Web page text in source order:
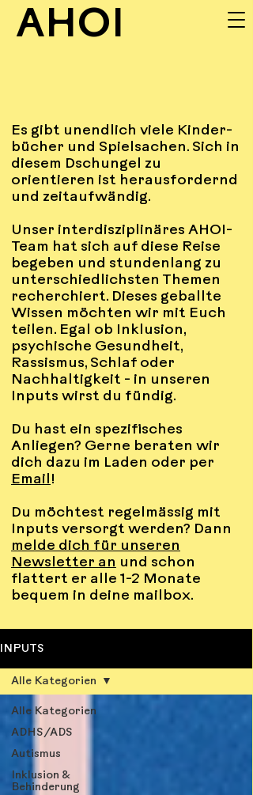
AHOI
INPUTS
Es gibt unendlich viele Kinder-
bücher und Spielsachen. Sich in
diesem Dschungel zu
orientieren ist herausfordernd
und zeitaufwändig.
Unser interdisziplinäres AHOI-
Team hat sich auf diese Reise
begeben und stundenlang zu
unterschiedlichsten Themen
recherchiert. Dieses geballte
Wissen möchten wir mit Euch
teilen. Egal ob Inklusion,
psychische Gesundheit,
Rassismus, Schlaf oder
Nachhaltigkeit - in unseren
Inputs wirst du fündig.
Du hast ein spezifisches
Anliegen? Gerne beraten wir
dich dazu im Laden oder per
Email !
Du möchtest regelmässig mit
Inputs versorgt werden? Dann
melde dich für unseren
Newsletter an und schon
flattert er alle 1-2 Monate
bequem in deine mailbox.
INPUTS
Alle Kategorien
ADHS/ADS
Autismus
Inklusion &
Behinderung
Alle Kategorien